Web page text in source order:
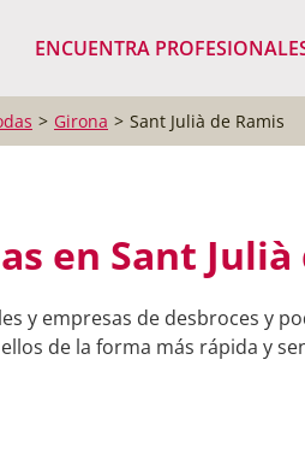
ENCUENTRA
Girona Sant Julià de Ramis
en Sant
y empresas de desbroces y
de la forma más rápida y